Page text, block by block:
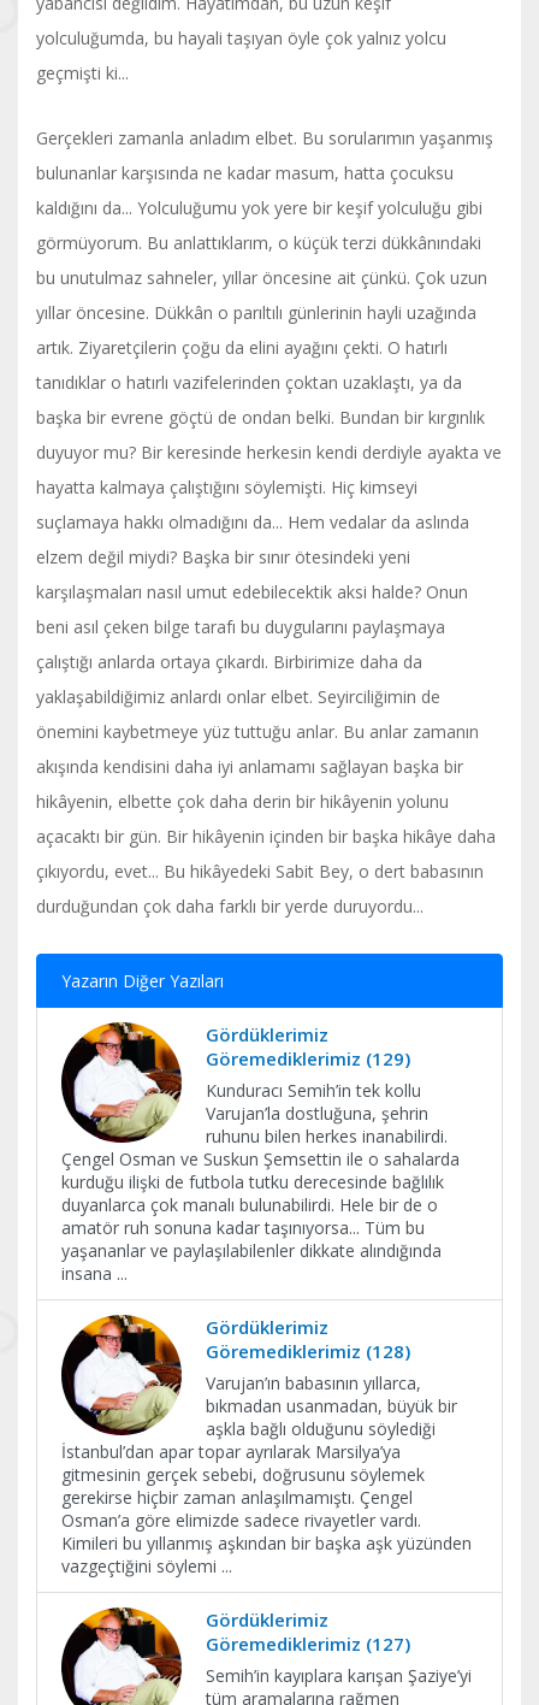
yolculuğumda, bu hayali taşıyan öyle çok yalnız yolcu
geçmişti ki...
Gerçekleri zamanla anladım elbet. Bu sorularımın yaşanmış
bulunanlar karşısında ne kadar masum, hatta çocuksu
kaldığını da... Yolculuğumu yok yere bir keşif yolculuğu gibi
görmüyorum. Bu anlattıklarım, o küçük terzi dükkânındaki
bu unutulmaz sahneler, yıllar öncesine ait çünkü. Çok uzun
yıllar öncesine. Dükkân o parıltılı günlerinin hayli uzağında
artık. Ziyaretçilerin çoğu da elini ayağını çekti. O hatırlı
tanıdıklar o hatırlı vazifelerinden çoktan uzaklaştı, ya da
başka bir evrene göçtü de ondan belki. Bundan bir kırgınlık
duyuyor mu? Bir keresinde herkesin kendi derdiyle ayakta ve
hayatta kalmaya çalıştığını söylemişti. Hiç kimseyi
suçlamaya hakkı olmadığını da... Hem vedalar da aslında
elzem değil miydi? Başka bir sınır ötesindeki yeni
karşılaşmaları nasıl umut edebilecektik aksi halde? Onun
beni asıl çeken bilge tarafı bu duygularını paylaşmaya
çalıştığı anlarda ortaya çıkardı. Birbirimize daha da
yaklaşabildiğimiz anlardı onlar elbet. Seyirciliğimin de
önemini kaybetmeye yüz tuttuğu anlar. Bu anlar zamanın
akışında kendisini daha iyi anlamamı sağlayan başka bir
hikâyenin, elbette çok daha derin bir hikâyenin yolunu
açacaktı bir gün. Bir hikâyenin içinden bir başka hikâye daha
çıkıyordu, evet... Bu hikâyedeki Sabit Bey, o dert babasının
durduğundan çok daha farklı bir yerde duruyordu...
Yazarın Diğer Yazıları
Gördüklerimiz
Göremediklerimiz (129)
Kunduracı Semih’in tek kollu
Varujan’la dostluğuna, şehrin
ruhunu bilen herkes inanabilirdi.
Çengel Osman ve Suskun Şemsettin ile o sahalarda
kurduğu ilişki de futbola tutku derecesinde bağlılık
duyanlarca çok manalı bulunabilirdi. Hele bir de o
amatör ruh sonuna kadar taşınıyorsa... Tüm bu
yaşananlar ve paylaşılabilenler dikkate alındığında
insana ...
Gördüklerimiz
Göremediklerimiz (128)
Varujan’ın babasının yıllarca,
bıkmadan usanmadan, büyük bir
aşkla bağlı olduğunu söylediği
İstanbul’dan apar topar ayrılarak Marsilya’ya
gitmesinin gerçek sebebi, doğrusunu söylemek
gerekirse hiçbir zaman anlaşılmamıştı. Çengel
Osman’a göre elimizde sadece rivayetler vardı.
Kimileri bu yıllanmış aşkından bir başka aşk yüzünden
vazgeçtiğini söylemi ...
Gördüklerimiz
Göremediklerimiz (127)
Semih’in kayıplara karışan Şaziye’yi
tüm aramalarına rağmen